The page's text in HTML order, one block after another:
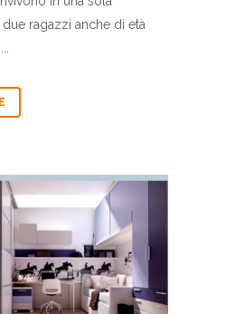
ragazzi anche di età